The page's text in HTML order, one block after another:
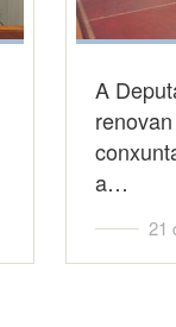
A
a…
21